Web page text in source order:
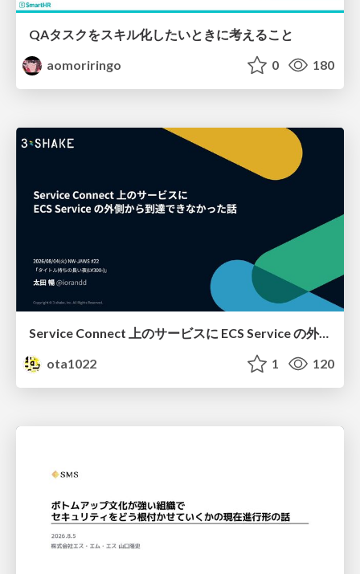
QAタスクをスキル化したいときに考えること
aomoriringo
0 180
Service Connect 上のサービスに ECS Service の外側から到達できなかった話
ota1022
1 120